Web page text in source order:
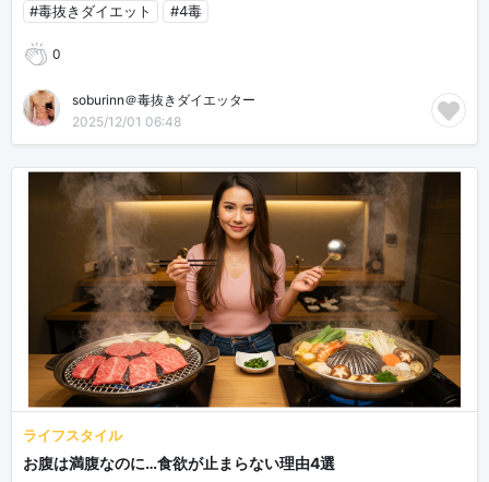
#毒抜きダイエット
#4毒
0
soburinn＠毒抜きダイエッター
2025/12/01 06:48
ライフスタイル
お腹は満腹なのに…食欲が止まらない理由4選